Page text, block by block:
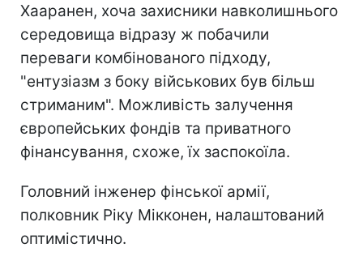
Хааранен, хоча захисники навколишнього
середовища відразу ж побачили
переваги комбінованого підходу,
"ентузіазм з боку військових був більш
стриманим". Можливість залучення
європейських фондів та приватного
фінансування, схоже, їх заспокоїла.
Головний інженер фінської армії,
полковник Ріку Мікконен, налаштований
оптимістично.